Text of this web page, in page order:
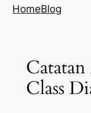
HomeBlog
Class